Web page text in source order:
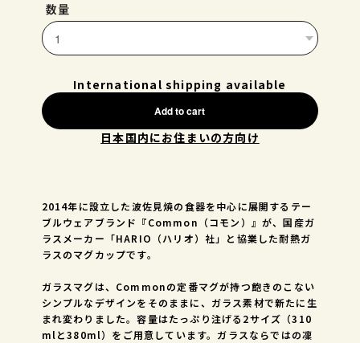
数量
International shipping available
Add to cart
日本国内にお住まいの方向け
2014年に設立した波佐見焼の食器を中心に展開するテー
ブルウェアブランド『Common（コモン）』が、国産ガ
ラスメーカー「HARIO（ハリオ）社」と協業した耐熱ガ
ラスのマグカップです。
ガラスマグは、Commonの定番マグが持つ飽きのこない
シンプルなデザインをそのままに、ガラス素材で新たに生
まれ変わりました。容量はたっぷり注げる2サイズ（310
mlと380ml）をご用意しています。ガラスならではの凜